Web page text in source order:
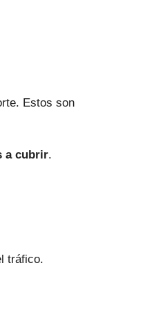
Estos son
a cubrir.
tráfico.